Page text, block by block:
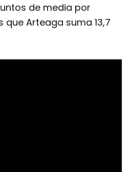
de media por
Arteaga suma 13,7